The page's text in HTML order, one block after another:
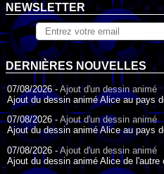
NEWSLETTER
DERNIÈRES NOUVELLES
07/08/2026 - Ajout d'un dessin animé
Ajout du dessin animé Alice au pays
07/08/2026 - Ajout d'un dessin animé
Ajout du dessin animé Alice au pays
07/08/2026 -Ajout d'un dessin animé
Ajout du dessin animé Alice de l'autre